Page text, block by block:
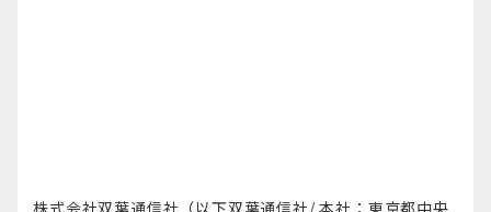
株式会社双葉通信社（以下双葉通信社/ 本社：東京都中央